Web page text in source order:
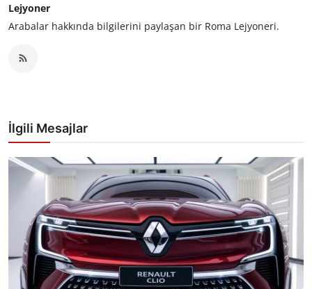
Lejyoner
Arabalar hakkında bilgilerini paylaşan bir Roma Lejyoneri.
İlgili Mesajlar